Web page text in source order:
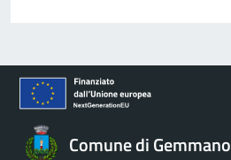
Comune di Gemmano